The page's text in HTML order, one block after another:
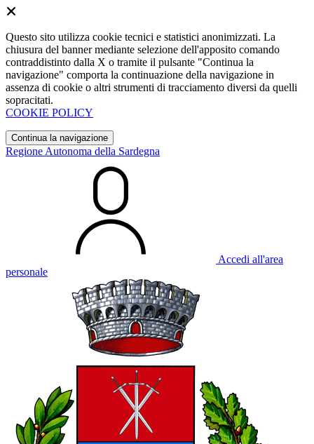
Questo sito utilizza cookie tecnici e statistici anonimizzati. La
chiusura del banner mediante selezione dell'apposito comando
contraddistinto dalla X o tramite il pulsante "Continua la
navigazione" comporta la continuazione della navigazione in
assenza di cookie o altri strumenti di tracciamento diversi da quelli
sopracitati.
COOKIE POLICY
Continua la navigazione
Regione Autonoma della Sardegna
Accedi all'area
personale